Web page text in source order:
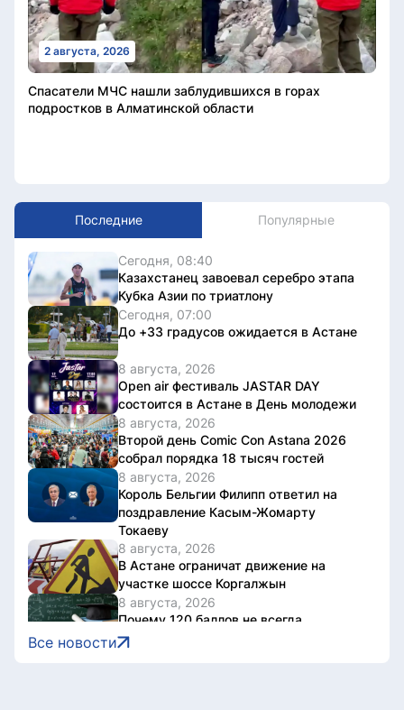
2 августа, 2026
Спасатели МЧС нашли заблудившихся в горах
подростков в Алматинской области
Последние Популярные
Сегодня, 08:40
Казахстанец завоевал серебро этапа
Кубка Азии по триатлону
Сегодня, 07:00
До +33 градусов ожидается в Астане
8 августа, 2026
Open air фестиваль JASTAR DAY
состоится в Астане в День молодежи
8 августа, 2026
Второй день Comic Con Astana 2026
собрал порядка 18 тысяч гостей
8 августа, 2026
Король Бельгии Филипп ответил на
поздравление Касым-Жомарту
Токаеву
8 августа, 2026
В Астане ограничат движение на
участке шоссе Коргалжын
8 августа, 2026
Почему 120 баллов не всегда
гарантируют грант, а 100 могут быть
Все новости